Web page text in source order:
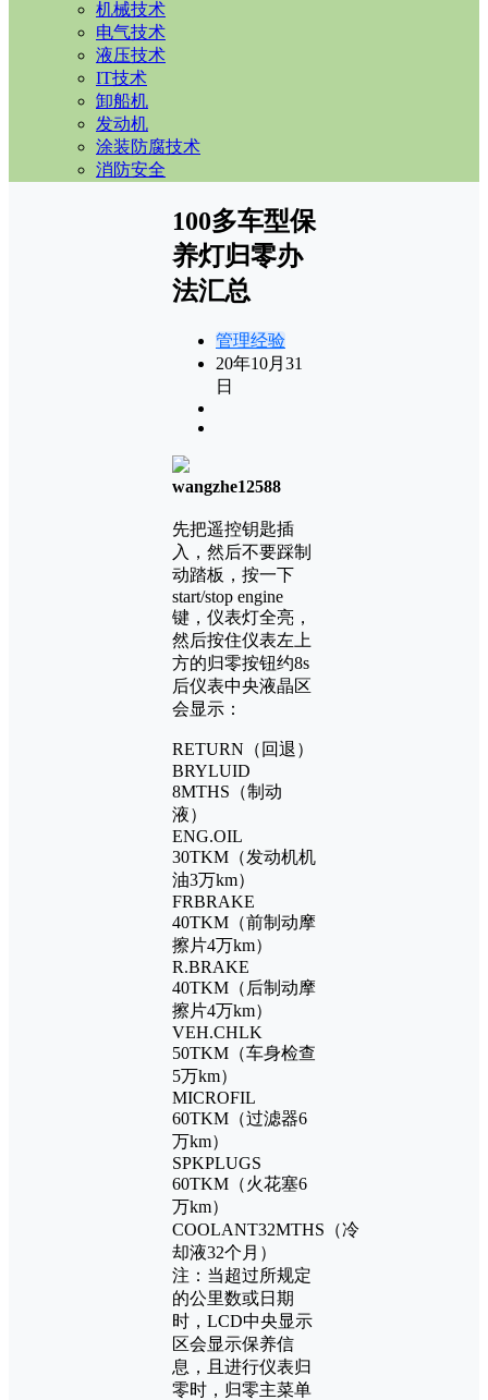
机械技术
电气技术
液压技术
IT技术
卸船机
发动机
涂装防腐技术
消防安全
100多车型保
养灯归零办
法汇总
管理经验
20年10月31
日
wangzhe12588
先把遥控钥匙插
入，然后不要踩制
动踏板，按一下
start/stop engine
键，仪表灯全亮，
然后按住仪表左上
方的归零按钮约8s
后仪表中央液晶区
会显示：
RETURN（回退）
BRYLUID
8MTHS（制动
液）
ENG.OIL
30TKM（发动机机
油3万km）
FRBRAKE
40TKM（前制动摩
擦片4万km）
R.BRAKE
40TKM（后制动摩
擦片4万km）
VEH.CHLK
50TKM（车身检查
5万km）
MICROFIL
60TKM（过滤器6
万km）
SPKPLUGS
60TKM（火花塞6
万km）
COOLANT32MTHS（冷
却液32个月）
注：当超过所规定
的公里数或日期
时，LCD中央显示
区会显示保养信
息，且进行仪表归
零时，归零主菜单